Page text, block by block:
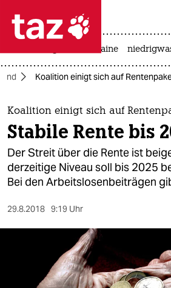
 taz zahl ich
taz zahl ich
themen
politik
öko
krieg in der ukraine
Koalition einigt sich auf
Koalition einigt sich auf
Stabile Rente bis
Der Streit über die Rente ist
derzeitige Niveau soll bis 2025
Bei den Arbeitslosenbeiträgen
29.8.2018 9:19 Uhr